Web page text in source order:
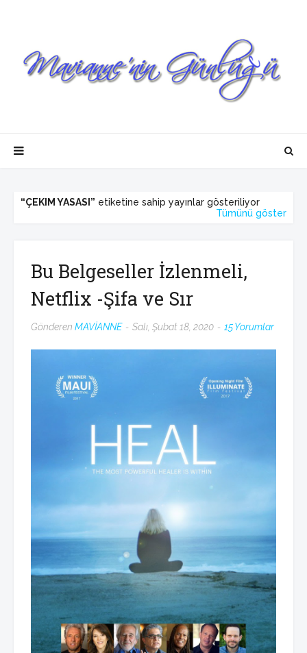
ÇEKIM YASASI
etiketine sahip yayınlar gösteriliyor
Tümünü göster
Bu Belgeseller İzlenmeli,
Netflix -Şifa ve Sır
Gönderen MAVİANNE Salı, Şubat 18, 2020 15 Yorumlar